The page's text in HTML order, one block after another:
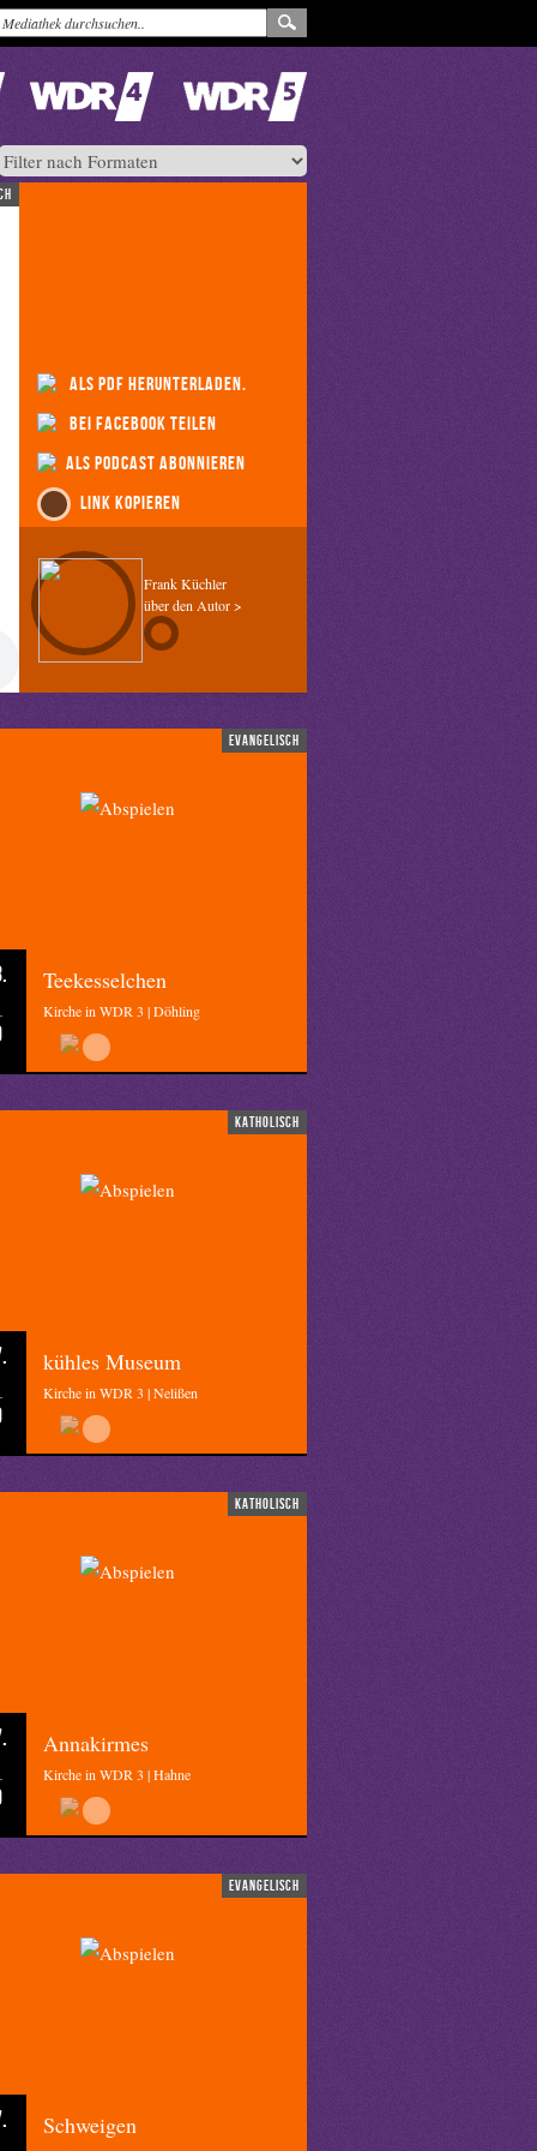
als PDF herunterladen.
bei Facebook teilen
als Podcast abonnieren
Link kopieren
Frank Küchler
über den Autor >
evangelisch
Teekesselchen
Kirche in WDR 3 | Döhling
katholisch
kühles Museum
Kirche in WDR 3 | Nelißen
katholisch
Annakirmes
Kirche in WDR 3 | Hahne
evangelisch
Schweigen